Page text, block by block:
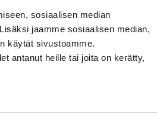
sosiaalisen median
jaamme sosiaalisen median,
käytät sivustoamme.
antanut heille tai joita on kerätty,
MEDIA